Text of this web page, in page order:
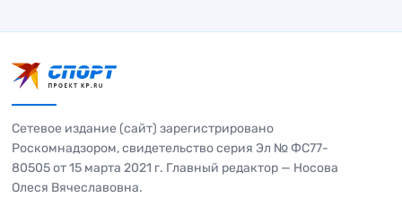
Сетевое издание (сайт) зарегистрировано
Роскомнадзором, свидетельство серия Эл № ФС77-
80505 от 15 марта 2021 г. Главный редактор — Носова
Олеся Вячеславовна.